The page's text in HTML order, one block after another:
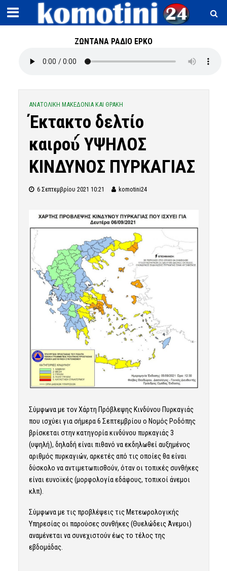
ΖΩΝΤΑΝΑ ΡΑΔΙΟ ΕΡΚΟ
ΑΝΑΤΟΛΙΚΗ ΜΑΚΕΔΟΝΙΑ ΚΑΙ ΘΡΑΚΗ
Έκτακτο δελτίο
καιρού́ ΥΨΗΛΟΣ
ΚΙΝΔΥΝΟΣ ΠΥΡΚΑΓΙΑΣ
6 Σεπτεμβρίου 2021 10:21 komotini24
Σύμφωνα με τον Χάρτη Πρόβλεψης Κινδύνου Πυρκαγιάς
που ισχύει για σήμερα 6 Σεπτεμβρίου ο Νομός Ροδόπης
βρίσκεται στην κατηγορία κινδύνου πυρκαγιάς 3
(υψηλή), δηλαδή είναι πιθανό να εκδηλωθεί αυξημένος
αριθμός πυρκαγιών, αρκετές από τις οποίες θα είναι
δύσκολο να αντιμετωπισθούν, όταν οι τοπικές συνθήκες
είναι ευνοϊκές (μορφολογία εδάφους, τοπικοί άνεμοι
κλπ).
Σύμφωνα με τις προβλέψεις τις Μετεωρολογικής
Υπηρεσίας οι παρούσες συνθήκες (Θυελώδεις Άνεμοι)
αναμένεται να συνεχιστούν έως το τέλος της
εβδομάδας.